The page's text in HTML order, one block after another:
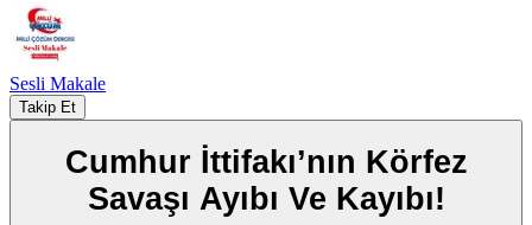
Sesli Makale
Takip Et
Cumhur İttifakı’nın Körfez
Savaşı Ayıbı Ve Kayıbı!